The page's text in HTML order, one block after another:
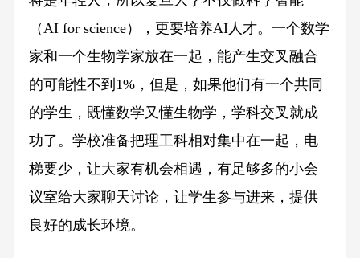
（AI for science），更要培养AI人才。一个数学
家和一个生物学家放在一起，能产生交叉融合
的可能性不到1%，但是，如果他们有一个共同
的学生，既懂数学又懂生物学，学科交叉就成
功了。学校准备把理工科相对集中在一起，电
梯要少，让大家有机会相遇，有足够多的小会
议室给大家聊天讨论，让学生参与进来，提供
良好的成长环境。